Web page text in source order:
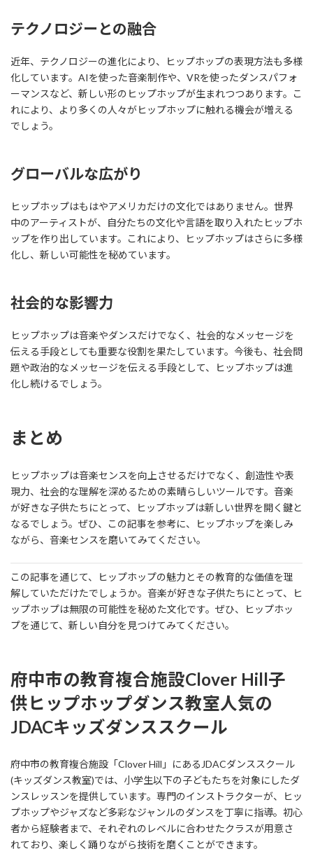
テクノロジーとの融合
近年、テクノロジーの進化により、ヒップホップの表現方法も多様
化しています。AIを使った音楽制作や、VRを使ったダンスパフォ
ーマンスなど、新しい形のヒップホップが生まれつつあります。こ
れにより、より多くの人々がヒップホップに触れる機会が増える
でしょう。
グローバルな広がり
ヒップホップはもはやアメリカだけの文化ではありません。世界
中のアーティストが、自分たちの文化や言語を取り入れたヒップホ
ップを作り出しています。これにより、ヒップホップはさらに多様
化し、新しい可能性を秘めています。
社会的な影響力
ヒップホップは音楽やダンスだけでなく、社会的なメッセージを
伝える手段としても重要な役割を果たしています。今後も、社会問
題や政治的なメッセージを伝える手段として、ヒップホップは進
化し続けるでしょう。
まとめ
ヒップホップは音楽センスを向上させるだけでなく、創造性や表
現力、社会的な理解を深めるための素晴らしいツールです。音楽
が好きな子供たちにとって、ヒップホップは新しい世界を開く鍵と
なるでしょう。ぜひ、この記事を参考に、ヒップホップを楽しみ
ながら、音楽センスを磨いてみてください。
この記事を通じて、ヒップホップの魅力とその教育的な価値を理
解していただけたでしょうか。音楽が好きな子供たちにとって、ヒ
ップホップは無限の可能性を秘めた文化です。ぜひ、ヒップホッ
プを通じて、新しい自分を見つけてみてください。
府中市の教育複合施設Clover Hill子
供ヒップホップダンス教室人気の
JDACキッズダンススクール
府中市の教育複合施設「Clover Hill」にあるJDACダンススクール
(キッズダンス教室)では、小学生以下の子どもたちを対象にしたダ
ンスレッスンを提供しています。専門のインストラクターが、ヒッ
プホップやジャズなど多彩なジャンルのダンスを丁寧に指導。初心
者から経験者まで、それぞれのレベルに合わせたクラスが用意さ
れており、楽しく踊りながら技術を磨くことができます。